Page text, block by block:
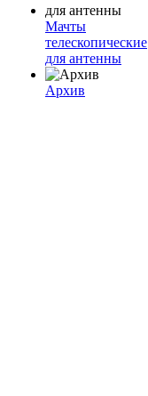
Мачты
телескопические
для антенны
Архив